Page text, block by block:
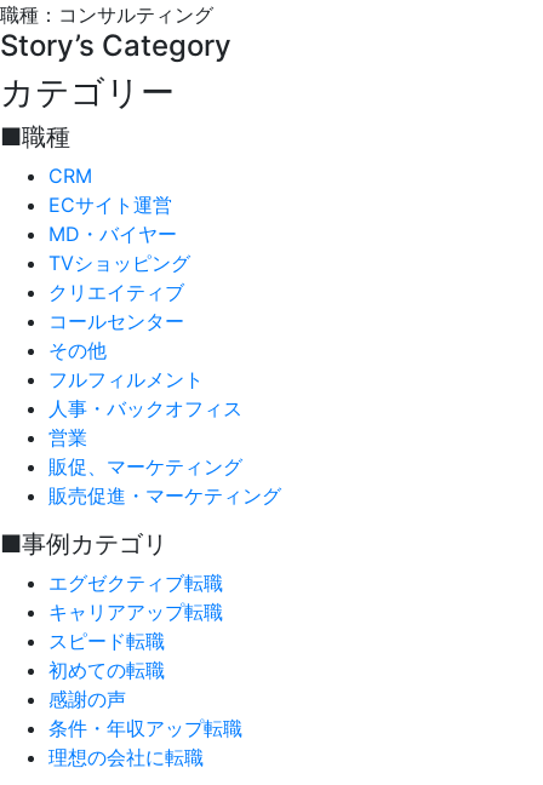
職種：コンサルティング
Story’s Category
カテゴリー
■職種
CRM
ECサイト運営
MD・バイヤー
TVショッピング
クリエイティブ
コールセンター
その他
フルフィルメント
人事・バックオフィス
営業
販促、マーケティング
販売促進・マーケティング
■事例カテゴリ
エグゼクティブ転職
キャリアアップ転職
スピード転職
初めての転職
感謝の声
条件・年収アップ転職
理想の会社に転職